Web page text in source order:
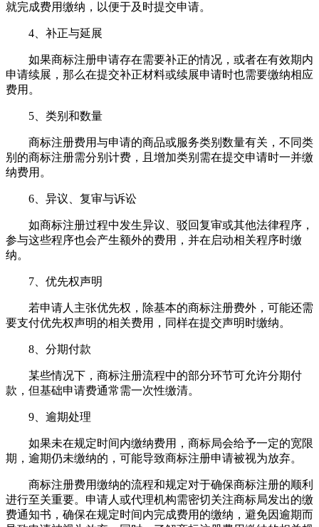
就完成费用缴纳，以便于及时提交申请。
4、补正与延展
如果商标注册申请存在需要补正的情况，或者在有效期内
申请续展，那么在提交补正材料或续展申请时也需要缴纳相应
费用。
5、类别和数量
商标注册费用与申请的商品或服务类别数量有关，不同类
别的商标注册需分别计费，且增加类别需在提交申请时一并缴
纳费用。
6、异议、复审与诉讼
如商标注册过程中发生异议、驳回复审或其他法律程序，
参与这些程序也会产生额外的费用，并在启动相关程序时缴
纳。
7、优先权声明
若申请人主张优先权，除基本的商标注册费外，可能还需
要支付优先权声明的相关费用，同样在提交声明时缴纳。
8、分期付款
某些情况下，商标注册流程中的部分环节可允许分期付
款，但基础申请费通常需一次性缴清。
9、逾期处理
如果未在规定时间内缴纳费用，商标局会给予一定的宽限
期，逾期仍未缴纳的，可能导致商标注册申请被视为放弃。
商标注册费用缴纳的流程和规定对于确保商标注册的顺利
进行至关重要。申请人或代理机构需密切关注商标局发出的缴
费通知书，确保在规定时间内完成费用的缴纳，避免因逾期而